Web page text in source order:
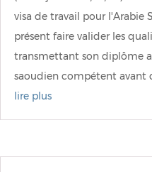
visa de travail pour l'Arabie
présent faire valider les
transmettant son diplôme
saoudien compétent avant
lire plus